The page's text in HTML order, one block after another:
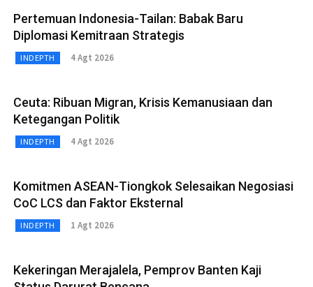
Pertemuan Indonesia-Tailan: Babak Baru
Diplomasi Kemitraan Strategis
INDEPTH 4 Agt 2026
Ceuta: Ribuan Migran, Krisis Kemanusiaan dan
Ketegangan Politik
INDEPTH 4 Agt 2026
Komitmen ASEAN-Tiongkok Selesaikan Negosiasi
CoC LCS dan Faktor Eksternal
INDEPTH 1 Agt 2026
Kekeringan Merajalela, Pemprov Banten Kaji